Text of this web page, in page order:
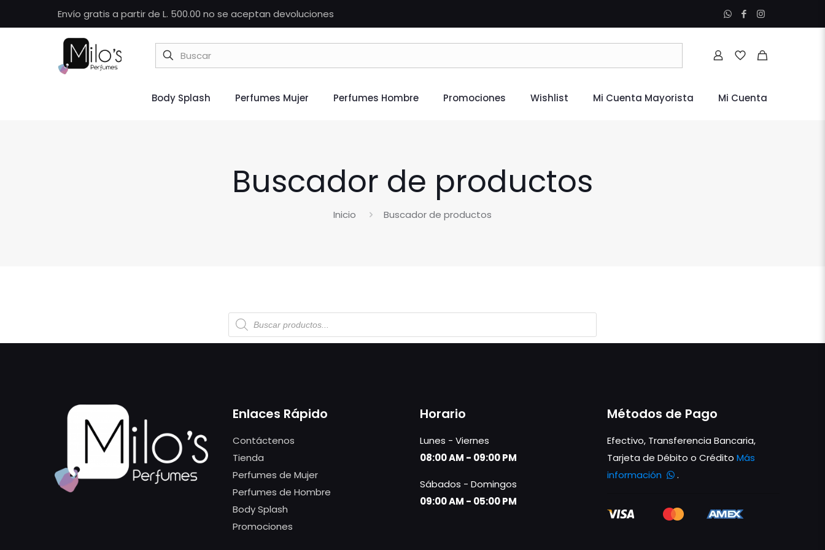
Envío gratis a partir de L. 500.00 no se aceptan devoluciones
Body Splash Perfumes Mujer Perfumes Hombre Promociones Wishlist Mi Cuenta Mayorista Mi Cuenta
Buscador de productos
Inicio Buscador de productos
Enlaces Rápido
Contáctenos
Tienda
Perfumes de Mujer
Perfumes de Hombre
Body Splash
Promociones
Horario
Lunes - Viernes
08:00 AM - 09:00 PM
Sábados - Domingos
09:00 AM - 05:00 PM
Métodos de Pago
Efectivo, Transferencia Bancaria,
Tarjeta de Débito o CréditoMás
información
.